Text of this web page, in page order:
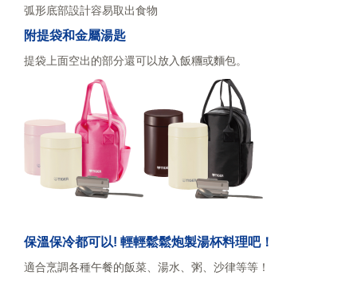
弧形底部設計容易取出食物
附提袋和金屬湯匙
提袋上面空出的部分還可以放入飯糰或麵包。
保溫保冷都可以! 輕輕鬆鬆炮製湯杯料理吧！
適合烹調各種午餐的飯菜、湯水、粥、沙律等等！